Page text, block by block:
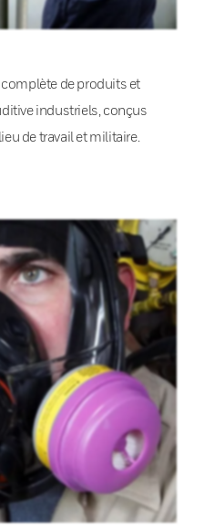
de produits et
industriels, conçus
de travail et militaire.